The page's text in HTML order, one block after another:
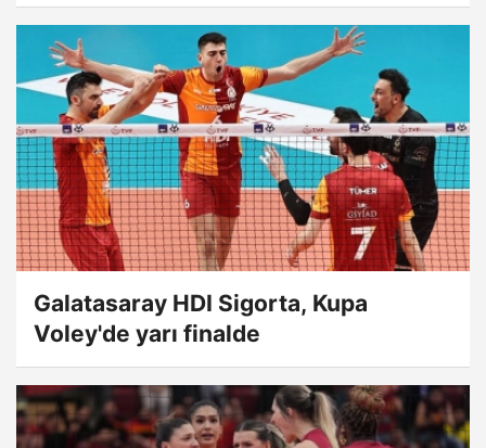
Galatasaray HDI Sigorta, Kupa
Voley'de yarı finalde